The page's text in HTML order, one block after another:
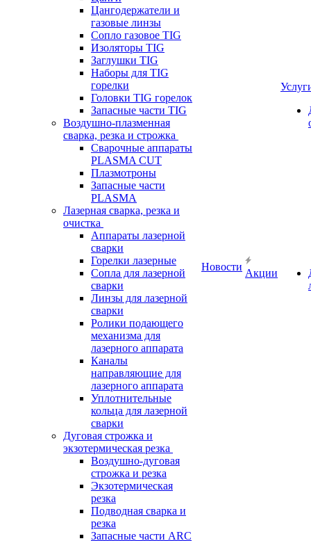
Цангодержатели и
газовые линзы
Сопло газовое TIG
Изоляторы TIG
Заглушки TIG
Наборы для TIG
горелки
Головки TIG горелок
Запасные части TIG
Воздушно-плазменная
сварка, резка и строжка
Сварочные аппараты
PLASMA CUT
Плазмотроны
Запасные части
PLASMA
Лазерная сварка, резка и
очистка
Аппараты лазерной
сварки
Горелки лазерные
Сопла для лазерной
сварки
Линзы для лазерной
сварки
Ролики подающего
механизма для
лазерного аппарата
Каналы
направляющие для
лазерного аппарата
Уплотнительные
кольца для лазерной
сварки
Дуговая строжка и
экзотермическая резка
Воздушно-дуговая
строжка и резка
Экзотермическая
резка
Подводная сварка и
резка
Запасные части ARC
Новости
Акции